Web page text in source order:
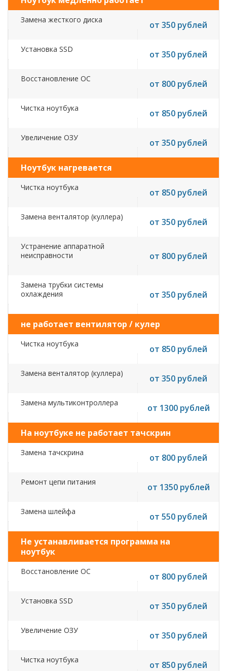
Замена жесткого диска от 350 рублей
Установка SSD от 350 рублей
Восстановление ОС от 800 рублей
Чистка ноутбука от 850 рублей
Увеличение ОЗУ от 350 рублей
Ноутбук нагревается
Чистка ноутбука от 850 рублей
Замена венталятор (куллера) от 350 рублей
Устранение аппаратной
неисправности
от 800 рублей
Замена трубки системы
охлаждения
от 350 рублей
не работает вентилятор / кулер
Чистка ноутбука от 850 рублей
Замена венталятор (куллера) от 350 рублей
Замена мультиконтроллера от 1300 рублей
На ноутбуке не работает тачскрин
Замена тачскрина от 800 рублей
Ремонт цепи питания от 1350 рублей
Замена шлейфа от 550 рублей
Не устанавливается программа на
ноутбук
Восстановление ОС от 800 рублей
Установка SSD от 350 рублей
Увеличение ОЗУ от 350 рублей
Чистка ноутбука от 850 рублей